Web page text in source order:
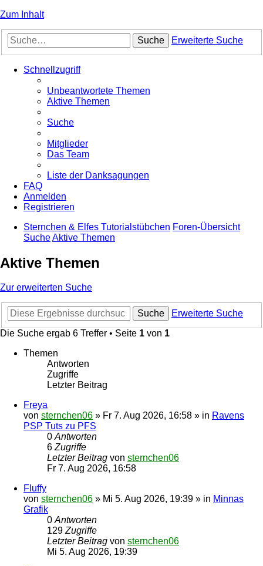
Zum Inhalt
Suche Erweiterte Suche
Schnellzugriff
Unbeantwortete Themen
Aktive Themen
Suche
Mitglieder
Das Team
Liste der Danksagungen
FAQ
Anmelden
Registrieren
Sternchen & Elfes Tutorialstübchen Foren-Übersicht
SucheAktive Themen
Aktive Themen
Zur erweiterten Suche
Suche
Erweiterte Suche
Die Suche ergab 6 Treffer • Seite 1 von 1
Themen
Antworten
Zugriffe
Letzter Beitrag
Freya
von sternchen06 » Fr 7. Aug 2026, 16:58 » in Ravens
PSP Tuts zu PFS
0 Antworten
6 Zugriffe
Letzter Beitrag von sternchen06
Fr 7. Aug 2026, 16:58
Fluffy
von sternchen06 » Mi 5. Aug 2026, 19:39 » in Minnas
Grafik
0 Antworten
129 Zugriffe
Letzter Beitrag von sternchen06
Mi 5. Aug 2026, 19:39